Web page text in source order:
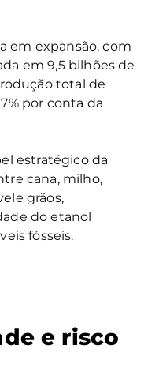
em expansão, com
em 9,5 bilhões de
total de
por conta da
estratégico da
cana, milho,
grãos,
do etanol
fósseis.
e risco